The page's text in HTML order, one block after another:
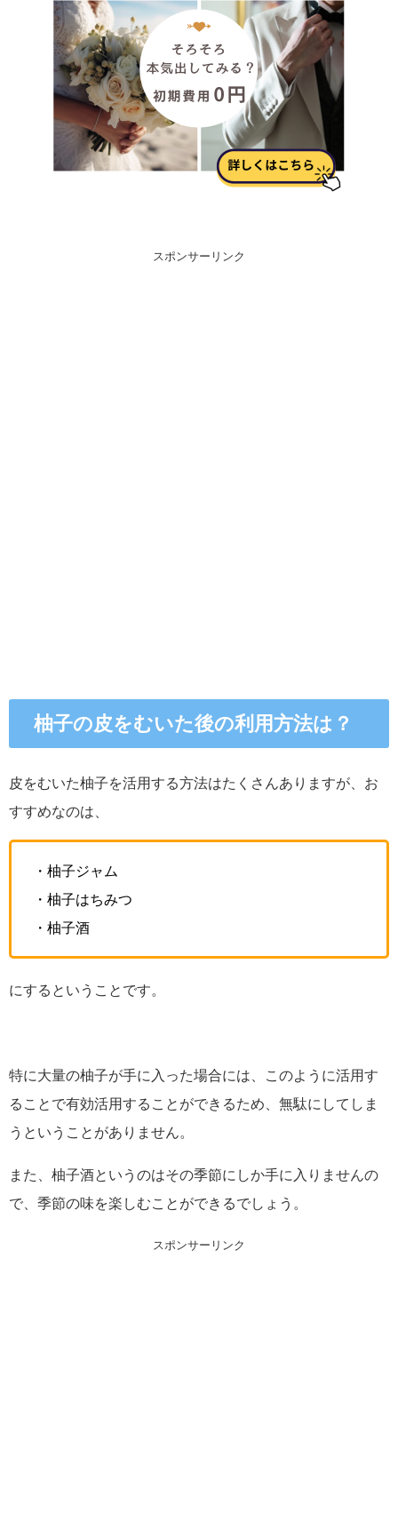
スポンサーリンク
柚子の皮をむいた後の利用方法は？
皮をむいた柚子を活用する方法はたくさんありますが、お
すすめなのは、
・柚子ジャム
・柚子はちみつ
・柚子酒
にするということです。
特に大量の柚子が手に入った場合には、このように活用す
ることで有効活用することができるため、無駄にしてしま
うということがありません。
また、柚子酒というのはその季節にしか手に入りませんの
で、季節の味を楽しむことができるでしょう。
スポンサーリンク